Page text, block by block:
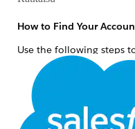
How to Find Your
Use the following steps
for your Salesforce
How to find your MID